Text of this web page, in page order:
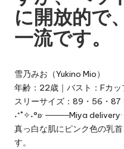
リ
ヘ
ル
|
出
張
上
癒
し
厚
サ
ー
ビ
ス
♡
に開放的で
一流です。
雪乃みお（Yukino Mio）
年齢：22歳｜バスト：Fカ
スリーサイズ：89・56・87
˖⁺˚✧˖°ʚ· ────Miya
真っ白な肌にピンク色の乳
す。